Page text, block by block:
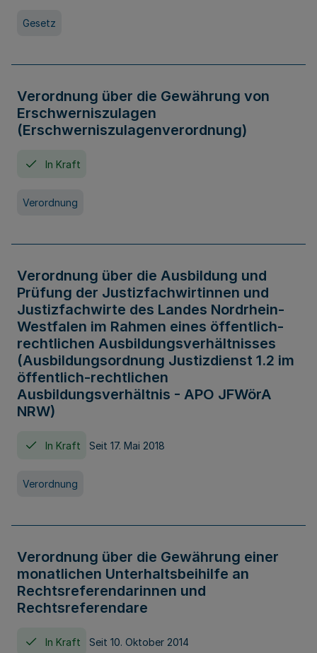
Gesetz
Verordnung über die Gewährung von
Erschwerniszulagen
(Erschwerniszulagenverordnung)
In Kraft
Verordnung
Verordnung über die Ausbildung und
Prüfung der Justizfachwirtinnen und
Justizfachwirte des Landes Nordrhein-
Westfalen im Rahmen eines öffentlich-
rechtlichen Ausbildungsverhältnisses
(Ausbildungsordnung Justizdienst 1.2 im
öffentlich-rechtlichen
Ausbildungsverhältnis - APO JFWörA
NRW)
In Kraft Seit 17. Mai 2018
Verordnung
Verordnung über die Gewährung einer
monatlichen Unterhaltsbeihilfe an
Rechtsreferendarinnen und
Rechtsreferendare
In Kraft Seit 10. Oktober 2014